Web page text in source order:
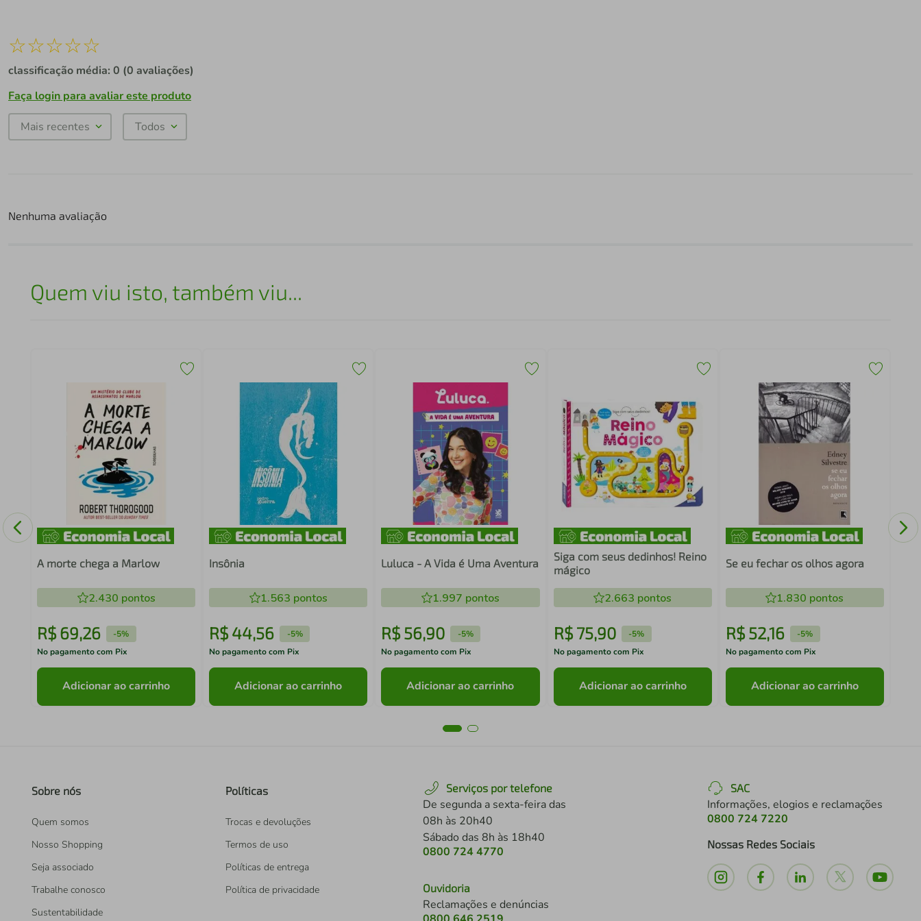
☆☆☆☆☆
classificação média: 0 (0 avaliações)
Faça login para avaliar este produto
Mais recentes Todos
Nenhuma avaliação
Quem viu isto, também viu...
A morte chega a Marlow
2.430 pontos
R$ 69,26 -5%
No pagamento com Pix
Adicionar ao carrinho
Insônia
1.563 pontos
R$ 44,56 -5%
No pagamento com Pix
Adicionar ao carrinho
Luluca - A Vida é Uma Aventura
1.997 pontos
R$56,90 -5%
No pagamento com Pix
Adicionar ao carrinho
Siga com seus dedinhos! Reino
mágico
2.663 pontos
R$ 75,90 -5%
No pagamento com Pix
Adicionar ao carrinho
Se eu fechar os olhos agora
1.830 pontos
R$ 52,16 -5%
No pagamento com Pix
Adicionar ao carrinho
Sobre nós
Quem somos
Nosso Shopping
Seja associado
Trabalhe conosco
Sustentabilidade
Políticas
Trocas e devoluções
Termos de uso
Políticas de entrega
Política de privacidade
Serviços por telefone
De segunda a sexta-feira das
08h às 20h40
Sábado das 8h às 18h40
0800 724 4770
Ouvidoria
Reclamações e denúncias
SAC
Informações, elogios e reclamações
0800 724 7220
Nossas Redes Sociais